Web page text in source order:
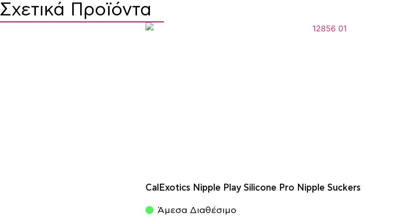
Σχετικά Προϊόντα
CalExotics Nipple Play Silicone Pro Nipple Suckers
Άμεσα Διαθέσιμο